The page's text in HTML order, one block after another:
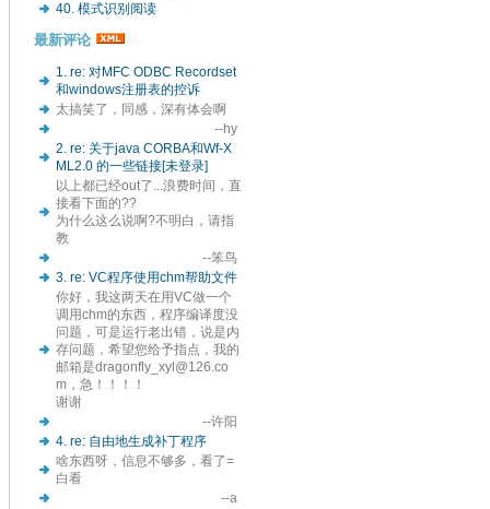
40. 模式识别阅读
最新评论
1. re: 对MFC ODBC Recordset
和windows注册表的控诉
太搞笑了，同感，深有体会啊
--hy
2. re: 关于java CORBA和Wf-X
ML2.0 的一些链接[未登录]
以上都已经out了...浪费时间，直
接看下面的??
为什么这么说啊?不明白，请指
教
--笨鸟
3. re: VC程序使用chm帮助文件
你好，我这两天在用VC做一个
调用chm的东西，程序编译度没
问题，可是运行老出错，说是内
存问题，希望您给予指点，我的
邮箱是dragonfly_xyl@126.co
m，急！！！！
谢谢
--许阳
4. re: 自由地生成补丁程序
啥东西呀，信息不够多，看了=
白看
--a